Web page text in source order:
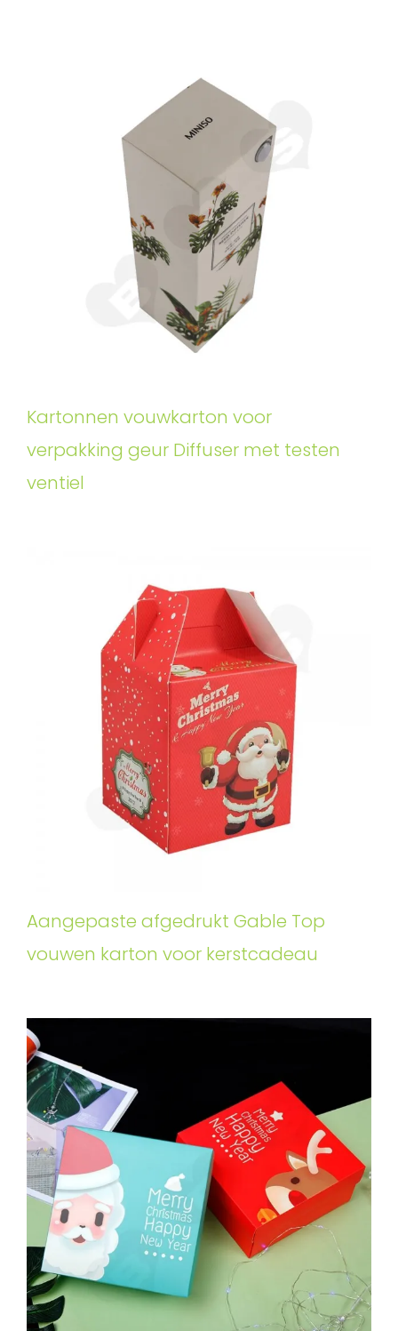
Kartonnen vouwkarton voor
verpakking geur Diffuser met testen
ventiel
Aangepaste afgedrukt Gable Top
vouwen karton voor kerstcadeau